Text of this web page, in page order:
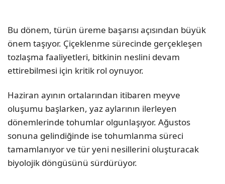
Bu dönem, türün üreme başarısı açısından büyük
önem taşıyor. Çiçeklenme sürecinde gerçekleşen
tozlaşma faaliyetleri, bitkinin neslini devam
ettirebilmesi için kritik rol oynuyor.
Haziran ayının ortalarından itibaren meyve
oluşumu başlarken, yaz aylarının ilerleyen
dönemlerinde tohumlar olgunlaşıyor. Ağustos
sonuna gelindiğinde ise tohumlanma süreci
tamamlanıyor ve tür yeni nesillerini oluşturacak
biyolojik döngüsünü sürdürüyor.